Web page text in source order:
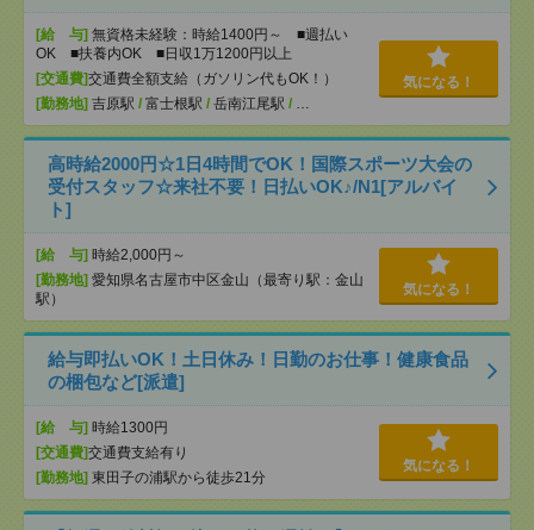
[給 与] 無資格未経験：時給1400円～ ■週払い
OK ■扶養内OK ■日収1万1200円以上
[交通費]交通費全額支給（ガソリン代もOK！）
[勤務地] 吉原駅 / 富士根駅 / 岳南江尾駅 / …
気になる！
高時給2000円☆1日4時間でOK！国際スポーツ大会の
受付スタッフ☆来社不要！日払いOK♪/N1[アルバイ
ト]
[給 与] 時給2,000円～
[勤務地] 愛知県名古屋市中区金山（最寄り駅：金山
駅）
気になる！
給与即払いOK！土日休み！日勤のお仕事！健康食品
の梱包など[派遣]
[給 与] 時給1300円
[交通費]交通費支給有り
[勤務地] 東田子の浦駅から徒歩21分
気になる！